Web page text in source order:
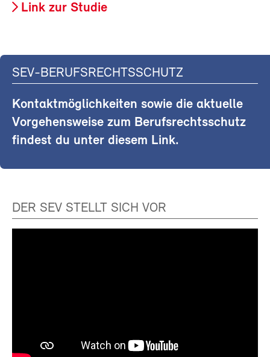
Link zur Studie
SEV-BERUFSRECHTSSCHUTZ
Kontaktmöglichkeiten sowie die aktuelle
Vorgehensweise zum Berufsrechtsschutz
findest du unter diesem Link.
DER SEV STELLT SICH VOR